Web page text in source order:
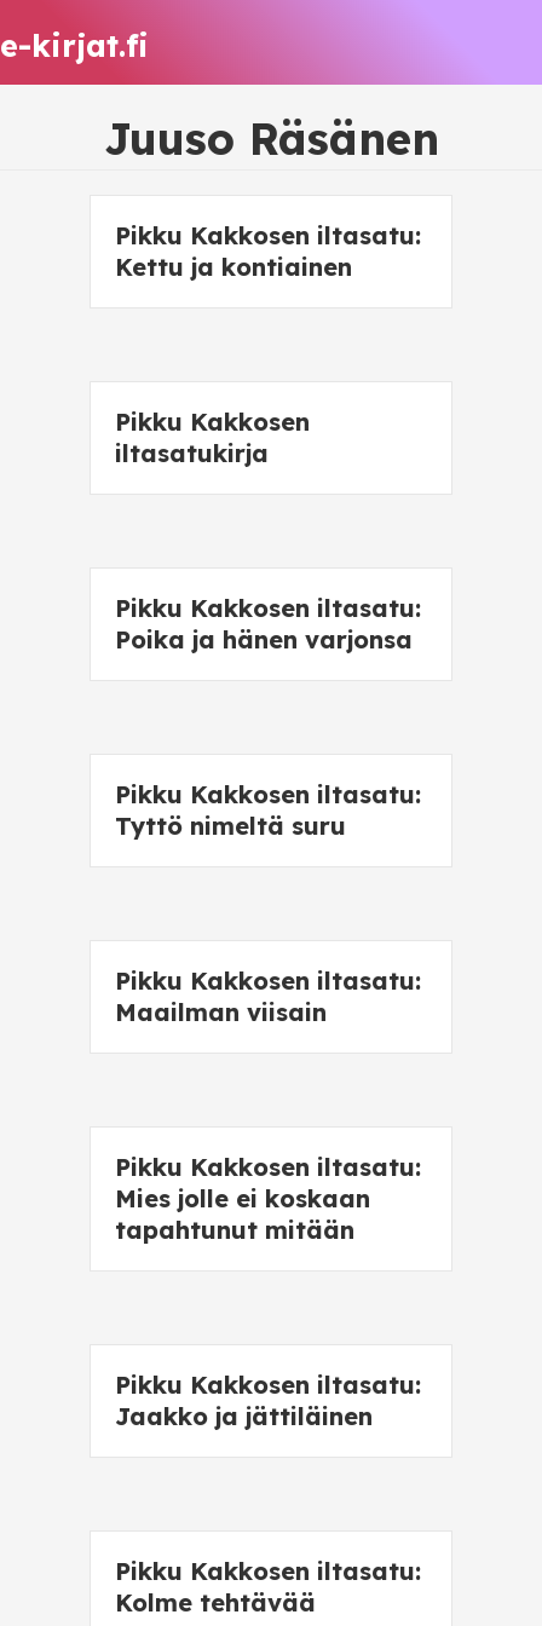
e-kirjat.fi
Juuso Räsänen
Pikku Kakkosen iltasatu:
Kettu ja kontiainen
Pikku Kakkosen
iltasatukirja
Pikku Kakkosen iltasatu:
Poika ja hänen varjonsa
Pikku Kakkosen iltasatu:
Tyttö nimeltä suru
Pikku Kakkosen iltasatu:
Maailman viisain
Pikku Kakkosen iltasatu:
Mies jolle ei koskaan
tapahtunut mitään
Pikku Kakkosen iltasatu:
Jaakko ja jättiläinen
Pikku Kakkosen iltasatu:
Kolme tehtävää